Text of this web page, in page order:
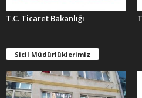
T.C. Ticaret Bakanlığı
Sicil Müdürlüklerimiz